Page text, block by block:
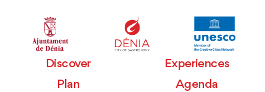
Discover
Experiences
Plan
Agenda